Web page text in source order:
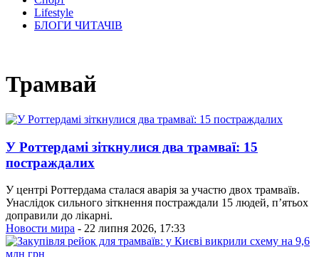
Lifestyle
БЛОГИ ЧИТАЧІВ
Трамвай
У Роттердамі зіткнулися два трамваї: 15
постраждалих
У центрі Роттердама сталася аварія за участю двох трамваїв.
Унаслідок сильного зіткнення постраждали 15 людей, п’ятьох
доправили до лікарні.
Новости мира - 22 липня 2026, 17:33